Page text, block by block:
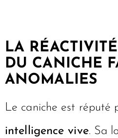
LA
DU CANICHE
ANOMALIES
Le caniche est réputé
intelligence vive. Sa